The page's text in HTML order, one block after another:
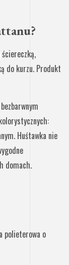
do kurzu. Produkt
Huśtawka nie
domach.
polieterowa o